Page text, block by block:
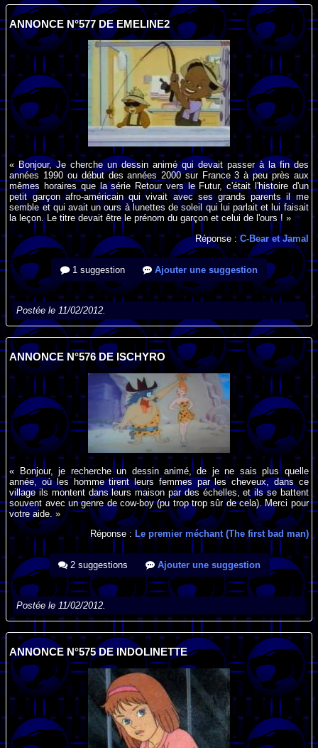
ANNONCE N°577 DE EMELINE2
« Bonjour, Je cherche un dessin animé qui devait passer à la fin des
années 1990 ou début des années 2000 sur France 3 à peu près aux
mêmes horaires que la série Retour vers le Futur, c'était l'histoire d'un
petit garçon afro-américain qui vivait avec ses grands parents il me
semble et qui avait un ours à lunettes de soleil qui lui parlait et lui faisait
la leçon. Le titre devait être le prénom du garçon et celui de l'ours ! »
Réponse :C-Bear et Jamal
1 suggestion Ajouter une suggestion
Postée le 11/02/2012.
ANNONCE N°576 DE ISCHYRO
« Bonjour, je recherche un dessin animé, de je ne sais plus quelle
année, où les homme tirent leurs femmes par les cheveux, dans ce
village ils montent dans leurs maison par des échelles, et ils se battent
souvent avec un genre de cow-boy (pu trop trop sûr de cela). Merci pour
votre aide. »
Réponse :Le premier méchant (The first bad man)
2 suggestions Ajouter une suggestion
Postée le 11/02/2012.
ANNONCE N°575 DE INDOLINETTE